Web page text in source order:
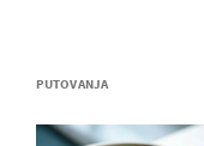
PUTOVANJA